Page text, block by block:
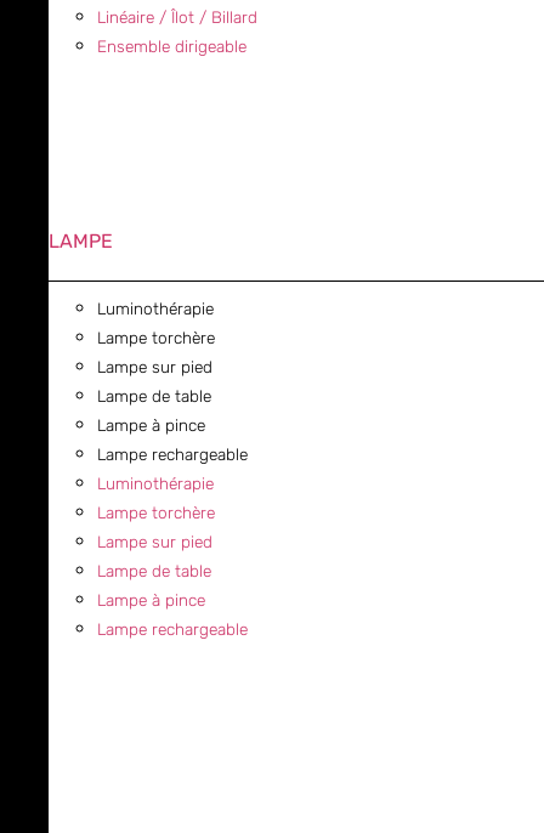
Linéaire / Îlot / Billard
Ensemble dirigeable
LAMPE
Luminothérapie
Lampe torchère
Lampe sur pied
Lampe de table
Lampe à pince
Lampe rechargeable
Luminothérapie
Lampe torchère
Lampe sur pied
Lampe de table
Lampe à pince
Lampe rechargeable